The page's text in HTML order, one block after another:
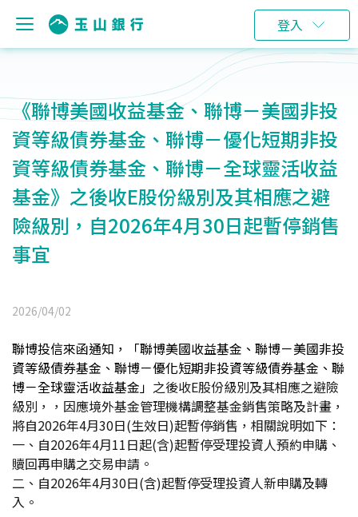
登入
《聯博美國收益基金、聯博－美國非投
資等級債券基金、聯博－優化短期非投
資等級債券基金、聯博－全球靈活收益
基金》之後收E股份級別及其相應之避
險級別，自2026年4月30日起暫停銷售
事宜
2026/04/02
聯博投信來函通知，「聯博美國收益基金、聯博－美國非投
資等級債券基金、聯博－優化短期非投資等級債券基金、聯
博－全球靈活收益基金」 之後收E股份級別及其相應之避險
級別，，因應境外基金管理機構調整基金銷售策略及計畫，
將自2026年4月30日(生效日)起暫停銷售，相關說明如下：
一、 自2026年4月11日起(含)起暫停受理投資人預約申購、
贖回再申購之交易申請。
二、 自2026年4月30日(含)起暫停受理投資人新申購及轉
入。